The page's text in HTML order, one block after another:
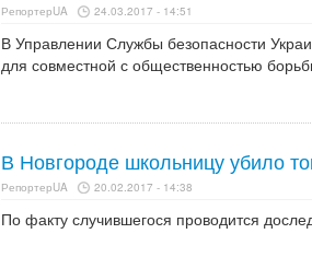
РепортерUA 24.03.2017 - 14:51
В Управлении Службы безопасности
для совместной с общественностью
В Новгороде школьницу убило
РепортерUA 20.02.2017 - 14:38
По факту случившегося проводится